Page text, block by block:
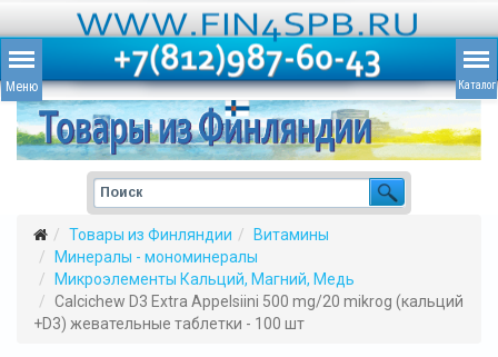
Товары из Финляндии
Витамины
Минералы - мономинералы
Микроэлементы Кальций, Магний, Медь
Calcichew D3 Extra Appelsiini 500 mg/20 mikrog (кальций
+D3) жевательные таблетки - 100 шт